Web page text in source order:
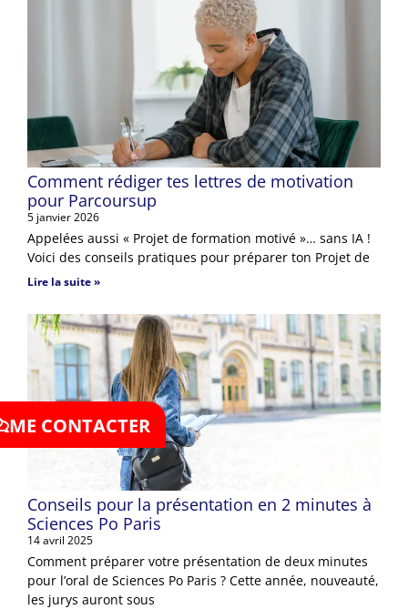
Comment rédiger tes lettres de motivation
pour Parcoursup
5 janvier 2026
Appelées aussi « Projet de formation motivé »… sans IA !
Voici des conseils pratiques pour préparer ton Projet de
Lire la suite »
Conseils pour la présentation en 2 minutes à
Sciences Po Paris
14 avril 2025
Comment préparer votre présentation de deux minutes
pour l’oral de Sciences Po Paris ? Cette année, nouveauté,
les jurys auront sous
ME CONTACTER